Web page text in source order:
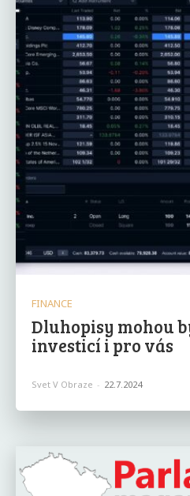
FINANCE
Dluhopisy mohou
investicí i pro vás
Svet V Obraze - 22.7.2024